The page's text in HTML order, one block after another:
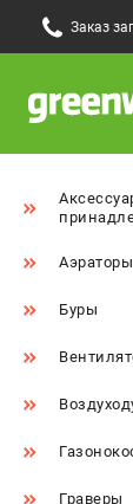
Заказ
Аэраторы
Буры
Граверы